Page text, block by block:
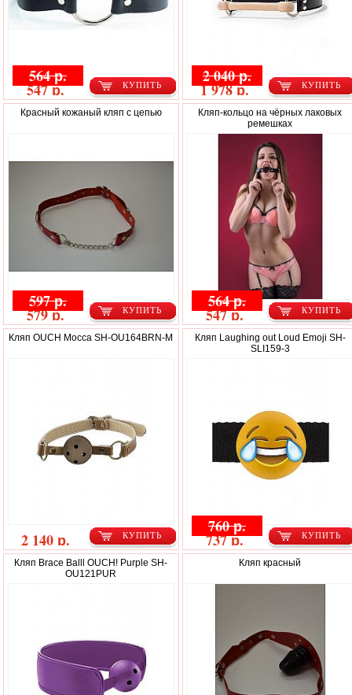
КУПИТЬ
564 р.
547 р. КУПИТЬ
2 040 р.
1 978 р.
Красный кожаный кляп с цепью
КУПИТЬ
597 р.
579 р.
Кляп-кольцо на чёрных лаковых
ремешках
КУПИТЬ
564 р.
547 р.
Кляп OUCH Mocca SH-OU164BRN-M
КУПИТЬ
2 140 р.
Кляп Laughing out Loud Emoji SH-
SLI159-3
КУПИТЬ
760 р.
737 р.
Кляп Brace Balll OUCH! Purple SH-
OU121PUR
Кляп красный